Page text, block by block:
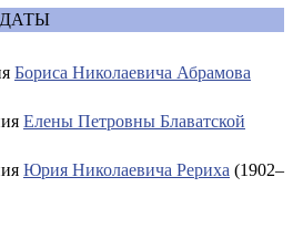
Бориса Николаевича Абрамова
Елены Петровны Блаватской
Юрия Николаевича Рериха (1902–